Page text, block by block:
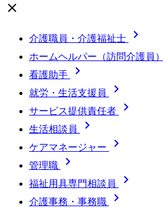
close
介護職員・介護福祉士 
ホームヘルパー（訪問介護員）
看護助手 
就労・生活支援員 
サービス提供責任者 
生活相談員 
ケアマネージャー 
管理職 
福祉用具専門相談員 
介護事務・事務職 